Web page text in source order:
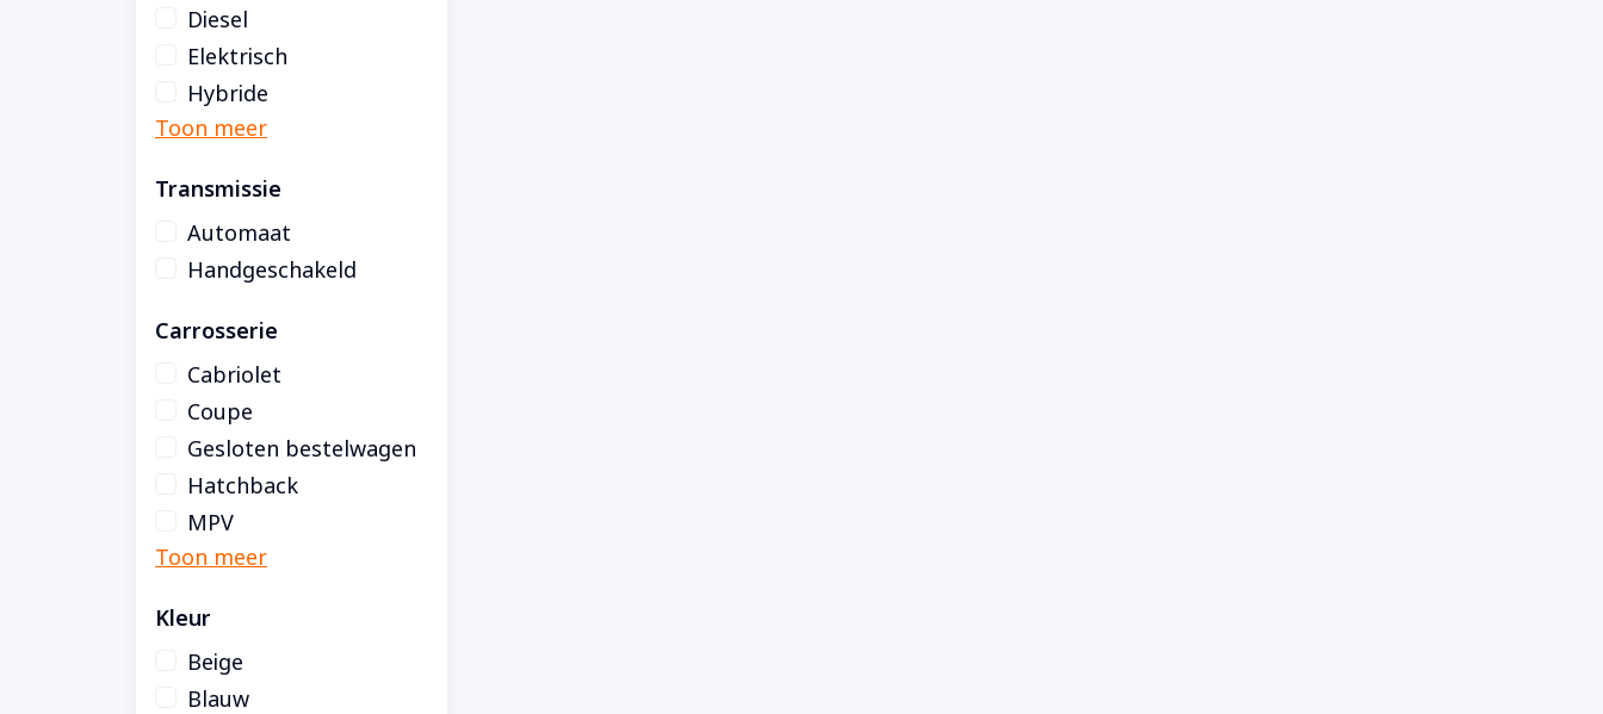
Diesel
Elektrisch
Hybride
Transmissie
Automaat
Handgeschakeld
Carrosserie
Cabriolet
Coupe
Gesloten bestelwagen
Hatchback
MPV
Kleur
Beige
Blauw